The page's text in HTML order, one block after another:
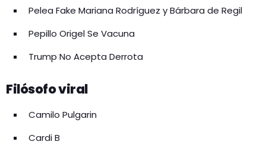
Pelea Fake Mariana Rodríguez y Bárbara de Regil
Pepillo Origel Se Vacuna
Trump No Acepta Derrota
Filósofo viral
Camilo Pulgarin
Cardi B